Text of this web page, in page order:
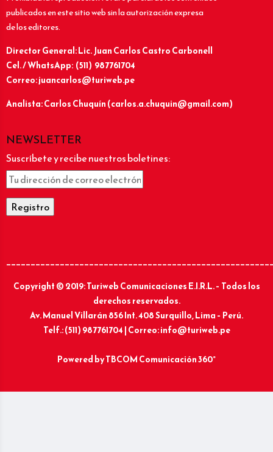
publicados en este sitio web sin la autorización expresa
de los editores.
Director General: Lic.Juan Carlos Castro Carbonell
Cel. / WhatsApp: (511) 987761704
Correo: juancarlos@turiweb.pe
Analista: Carlos Chuquín (carlos.a.chuquin@gmail.com)
NEWSLETTER
Suscríbete y recibe nuestros boletines:
Copyright © 2019: Turiweb Comunicaciones E.I.R.L. – Todos los
derechos reservados.
Av. Manuel Villarán 856 Int. 408 Surquillo, Lima – Perú.
Telf.: (511) 987761704 | Correo: info@turiweb.pe
Powered byTBCOM Comunicación 360°